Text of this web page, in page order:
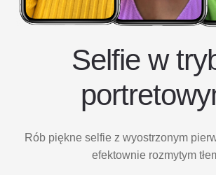
Selfie w
Rób piękne selfie z wyostrzonym
efektownie rozmytym